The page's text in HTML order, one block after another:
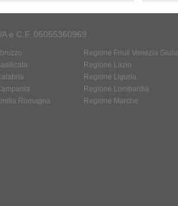
e C.F. 05055360969
Romagna
Regione Friuli Venezia Giulia
Regione Lazio
Regione Liguria
Regione Lombardia
Regione Marche